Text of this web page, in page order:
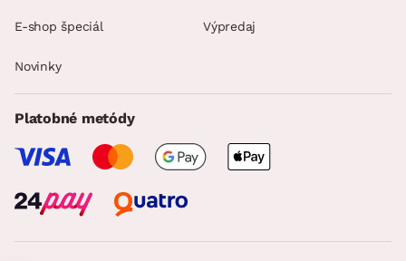
E-shop špeciál Výpredaj
Novinky
Platobné metódy